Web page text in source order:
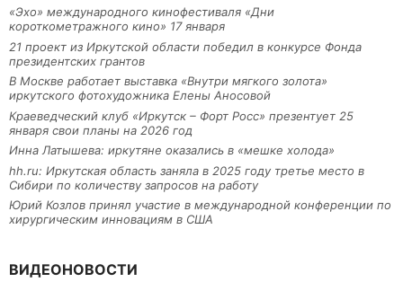
«Эхо» международного кинофестиваля «Дни
короткометражного кино» 17 января
21 проект из Иркутской области победил в конкурсе Фонда
президентских грантов
В Москве работает выставка «Внутри мягкого золота»
иркутского фотохудожника Елены Аносовой
Краеведческий клуб «Иркутск – Форт Росс» презентует 25
января свои планы на 2026 год
Инна Латышева: иркутяне оказались в «мешке холода»
hh.ru: Иркутская область заняла в 2025 году третье место в
Сибири по количеству запросов на работу
Юрий Козлов принял участие в международной конференции по
хирургическим инновациям в США
ВИДЕОНОВОСТИ